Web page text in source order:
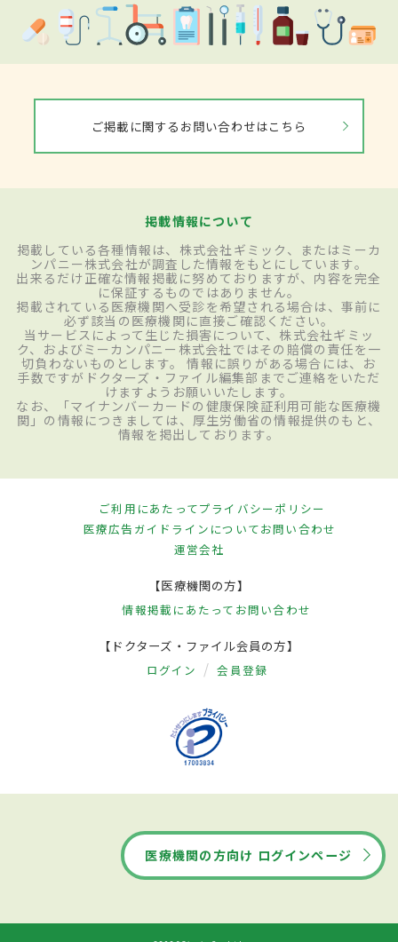
ご掲載に関するお問い合わせはこちら
掲載情報について
掲載している各種情報は、株式会社ギミック、またはミーカ
ンパニー株式会社が調査した情報をもとにしています。
出来るだけ正確な情報掲載に努めておりますが、内容を完全
に保証するものではありません。
掲載されている医療機関へ受診を希望される場合は、事前に
必ず該当の医療機関に直接ご確認ください。
当サービスによって生じた損害について、株式会社ギミッ
ク、およびミーカンパニー株式会社ではその賠償の責任を一
切負わないものとします。 情報に誤りがある場合には、お
手数ですがドクターズ・ファイル編集部までご連絡をいただ
けますようお願いいたします。
なお、「マイナンバーカードの健康保険証利用可能な医療機
関」の情報につきましては、厚生労働省の情報提供のもと、
情報を掲出しております。
ご利用にあたってプライバシーポリシー
医療広告ガイドラインについてお問い合わせ
運営会社
【医療機関の方】
情報掲載にあたって お問い合わせ
【ドクターズ・ファイル会員の方】
ログイン 会員登録
医療機関の方向け ログインページ